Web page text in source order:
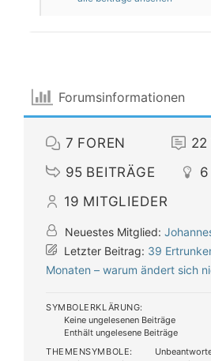
Forumsinformationen
7 FOREN 22
95 BEITRÄGE 6
19 MITGLIEDER
Neuestes Mitglied:
Letzter Beitrag: 39
Monaten – warum ändert sich
SYMBOLERKLÄRUNG:
Keine ungelesenen Beiträge
Enthält ungelesene Beiträge
THEMENSYMBOLE: